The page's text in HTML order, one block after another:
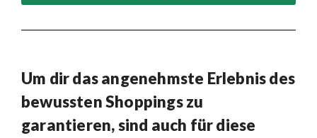
Um dir das angenehmste Erlebnis des
bewussten Shoppings zu
garantieren, sind auch für diese